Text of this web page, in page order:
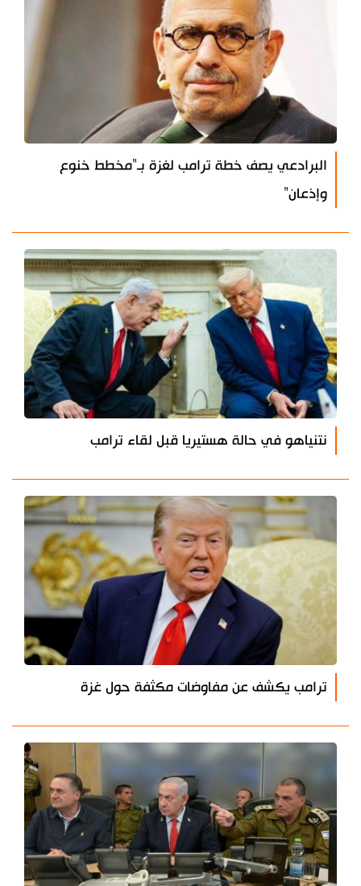
البرادعي يصف خطة ترامب لغزة بـ"مخطط خنوع
وإذعان"
نتنياهو في حالة هستيريا قبل لقاء ترامب
ترامب يكشف عن مفاوضات مكثفة حول غزة